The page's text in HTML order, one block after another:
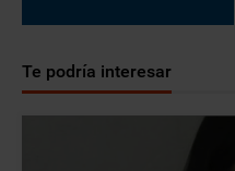
Te podría interesar